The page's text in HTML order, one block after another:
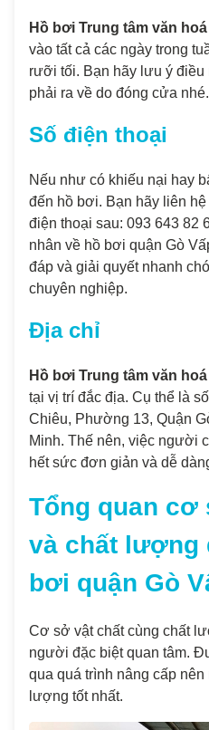
Hồ bơi Trung tâm văn
vào tất cả các ngày trong
rưỡi tối. Bạn hãy lưu ý điều
phải ra về do đóng cửa nhé.
Số điện thoại
Nếu như có khiếu nại hay
đến hồ bơi. Bạn hãy liên
điện thoại sau: 093 643 82
nhân về hồ bơi quận Gò
đáp và giải quyết nhanh
chuyên nghiệp.
Địa chỉ
Hồ bơi Trung tâm văn
tại vị trí đắc địa. Cụ thể là
Chiêu, Phường 13, Quận
Minh. Thế nên, việc người
hết sức đơn giản và dễ
Tổng quan cơ
và chất lượng
bơi quận Gò
Cơ sở vật chất cùng chất
người đặc biệt quan tâm.
qua quá trình nâng cấp
lượng tốt nhất.